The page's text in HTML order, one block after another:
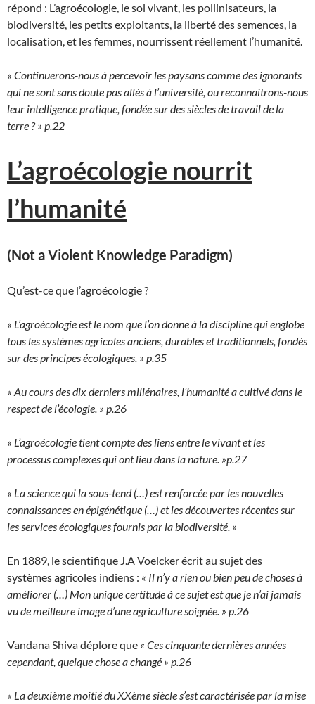
répond : L’agroécologie, le sol vivant, les pollinisateurs, la
biodiversité, les petits exploitants, la liberté des semences, la
localisation, et les femmes, nourrissent réellement l’humanité.
« Continuerons-nous à percevoir les paysans comme des ignorants
qui ne sont sans doute pas allés à l’université, ou reconnaitrons-nous
leur intelligence pratique, fondée sur des siècles de travail de la
terre ? » p.22
L’agroécologie nourrit
l’humanité
(Not a Violent Knowledge Paradigm)
Qu’est-ce que l’agroécologie ?
« L’agroécologie est le nom que l’on donne à la discipline qui englobe
tous les systèmes agricoles anciens, durables et traditionnels, fondés
sur des principes écologiques. » p.35
« Au cours des dix derniers millénaires, l’humanité a cultivé dans le
respect de l’écologie. » p.26
« L’agroécologie tient compte des liens entre le vivant et les
processus complexes qui ont lieu dans la nature. »p.27
« La science qui la sous-tend (…) est renforcée par les nouvelles
connaissances en épigénétique (…) et les découvertes récentes sur
les services écologiques fournis par la biodiversité. »
En 1889, le scientifique J.A Voelcker écrit au sujet des
systèmes agricoles indiens : « Il n’y a rien ou bien peu de choses à
améliorer (…) Mon unique certitude à ce sujet est que je n’ai jamais
vu de meilleure image d’une agriculture soignée. » p.26
Vandana Shiva déplore que « Ces cinquante dernières années
cependant, quelque chose a changé » p.26
« La deuxième moitié du XXème siècle s’est caractérisée par la mise